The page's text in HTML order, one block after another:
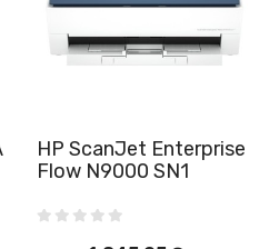
HP ScanJet Enterprise
Flow N9000 SN1